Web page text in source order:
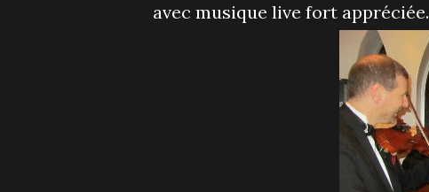
avec musique live fort appréciée.